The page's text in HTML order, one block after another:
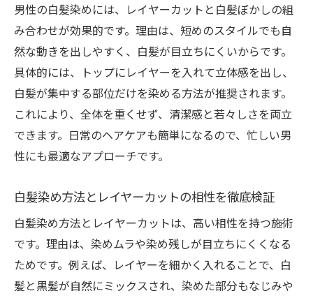
男性の白髪染めには、レイヤーカットと白髪ぼかしの組
み合わせが効果的です。理由は、短めのスタイルでも自
然な動きを出しやすく、白髪が目立ちにくいからです。
具体的には、トップにレイヤーを入れて立体感を出し、
白髪が集中する部位だけを染める方法が推奨されます。
これにより、全体を重くせず、清潔感と若々しさを両立
できます。日常のヘアケアも簡単になるので、忙しい男
性にも最適なアプローチです。
白髪染め方法とレイヤーカットの相性を徹底検証
白髪染め方法とレイヤーカットは、高い相性を持つ施術
です。理由は、染めムラや染め残しが目立ちにくくなる
ためです。例えば、レイヤーを細かく入れることで、白
髪と黒髪が自然にミックスされ、染めた部分もなじみや